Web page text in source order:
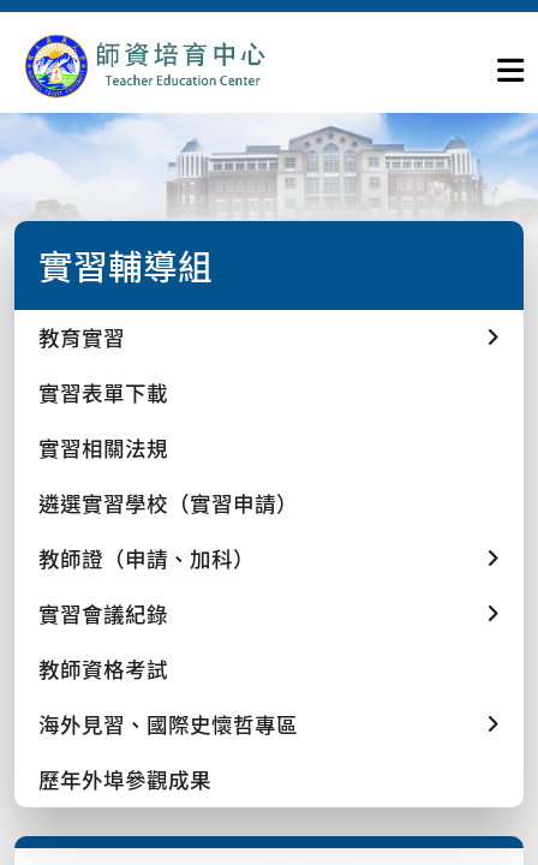
實習輔導組
教育實習
實習表單下載
實習相關法規
遴選實習學校（實習申請）
教師證（申請、加科）
實習會議紀錄
教師資格考試
海外見習、國際史懷哲專區
歷年外埠參觀成果